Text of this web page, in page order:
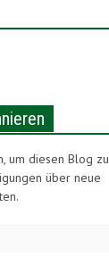
um diesen Blog zu
über neue